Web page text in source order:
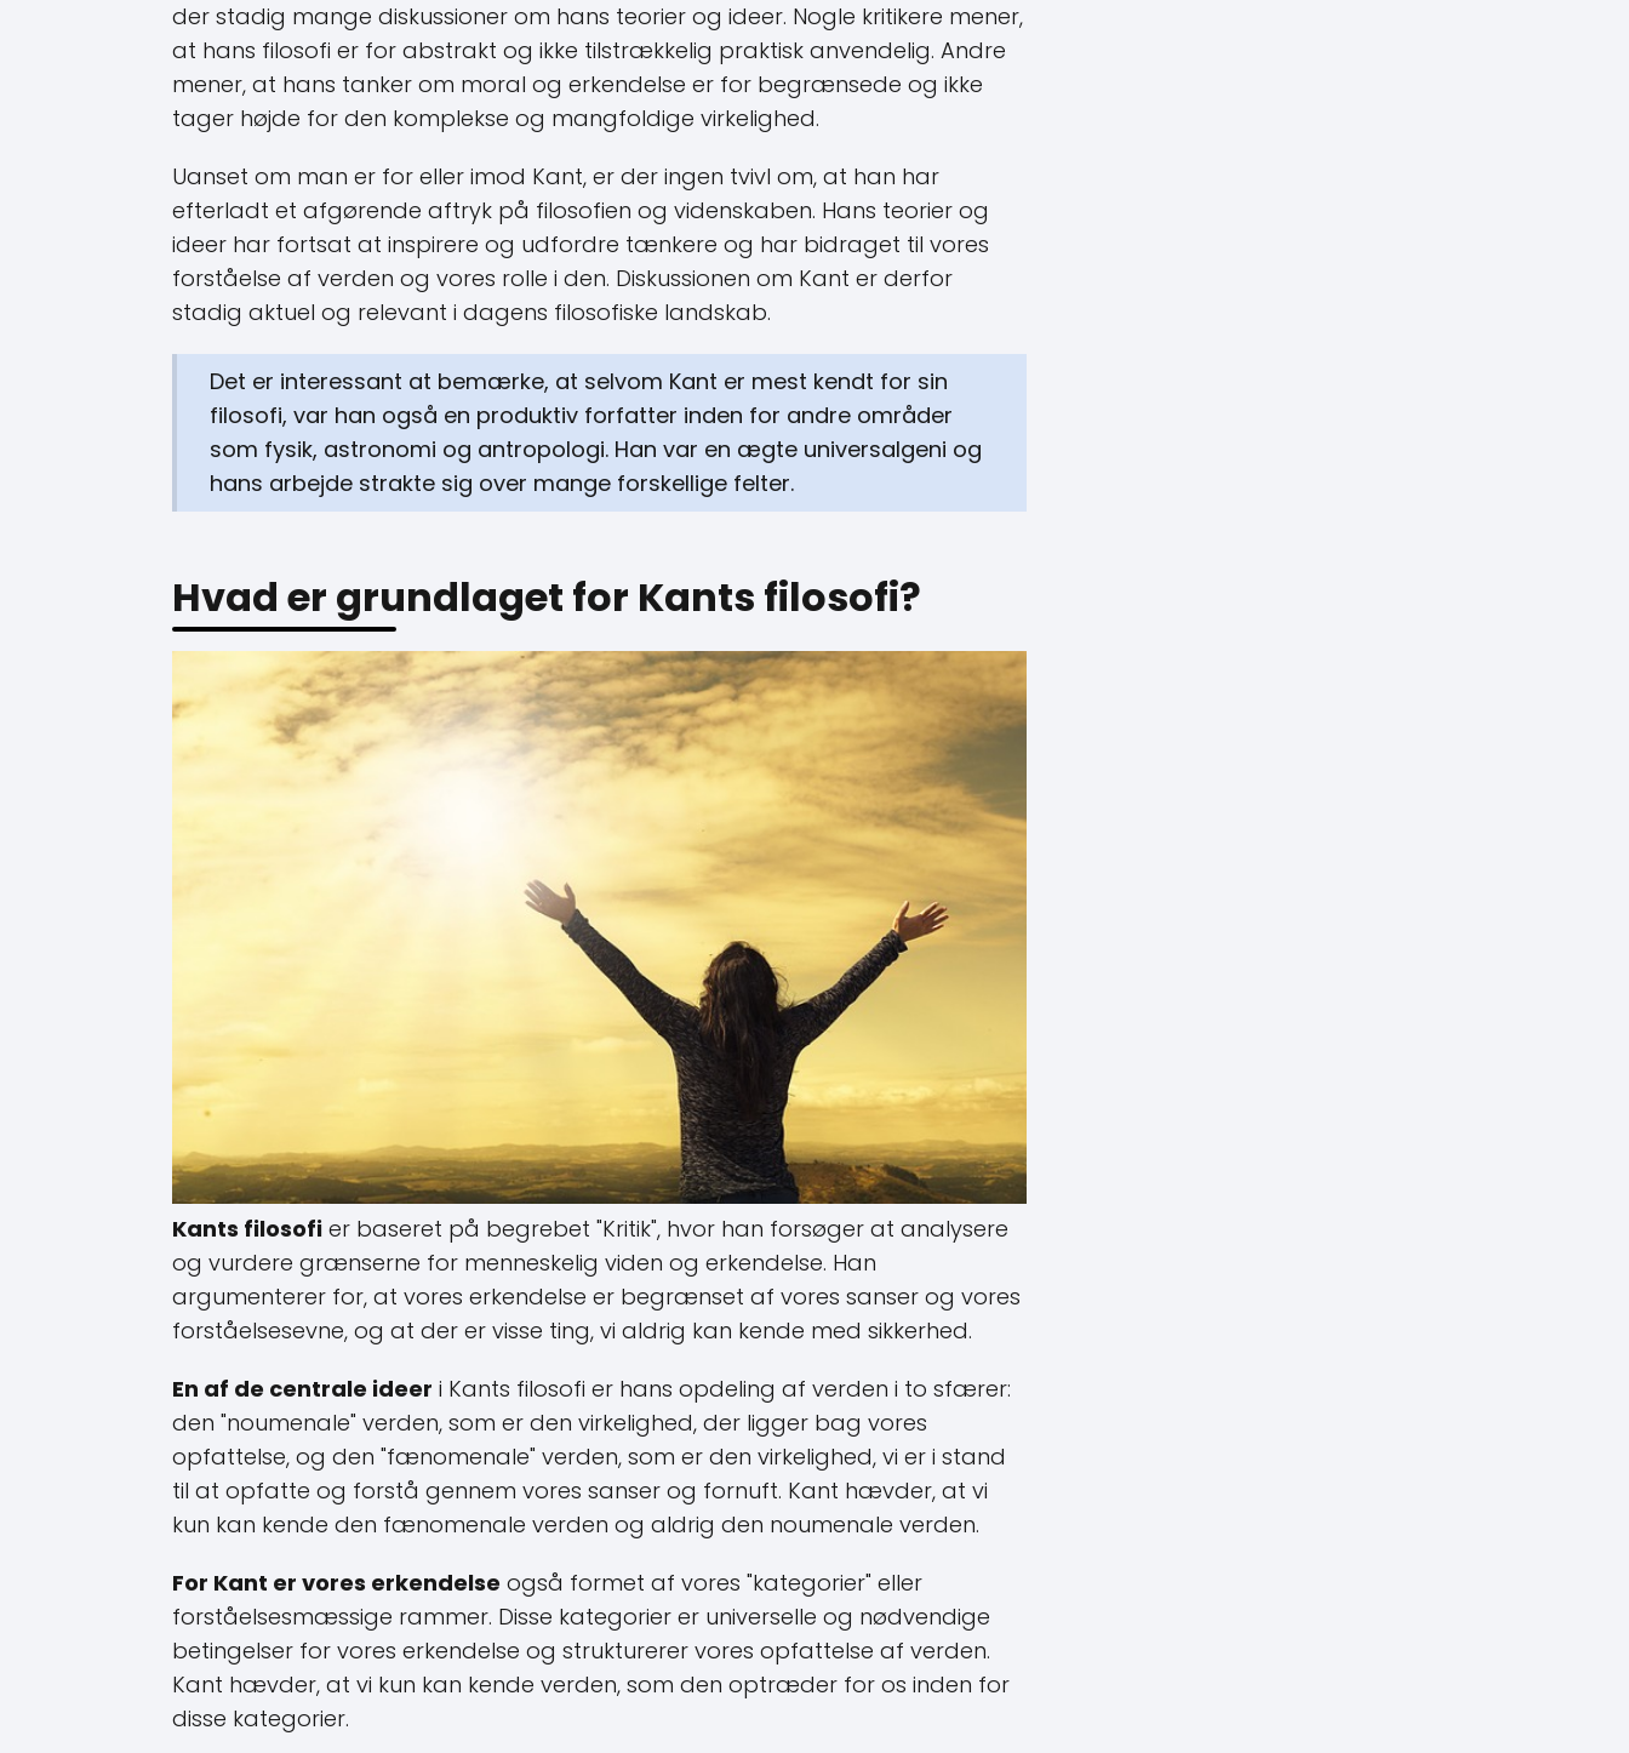
der stadig mange diskussioner om hans teorier og ideer. Nogle kritikere mener,
at hans filosofi er for abstrakt og ikke tilstrækkelig praktisk anvendelig. Andre
mener, at hans tanker om moral og erkendelse er for begrænsede og ikke
tager højde for den komplekse og mangfoldige virkelighed.
Uanset om man er for eller imod Kant, er der ingen tvivl om, at han har
efterladt et afgørende aftryk på filosofien og videnskaben. Hans teorier og
ideer har fortsat at inspirere og udfordre tænkere og har bidraget til vores
forståelse af verden og vores rolle i den. Diskussionen om Kant er derfor
stadig aktuel og relevant i dagens filosofiske landskab.
Det er interessant at bemærke, at selvom Kant er mest kendt for sin
filosofi, var han også en produktiv forfatter inden for andre områder
som fysik, astronomi og antropologi. Han var en ægte universalgeni og
hans arbejde strakte sig over mange forskellige felter.
Hvad er grundlaget for Kants filosofi?
Kants filosofi er baseret på begrebet "Kritik", hvor han forsøger at analysere
og vurdere grænserne for menneskelig viden og erkendelse. Han
argumenterer for, at vores erkendelse er begrænset af vores sanser og vores
forståelsesevne, og at der er visse ting, vi aldrig kan kende med sikkerhed.
En af de centrale ideer i Kants filosofi er hans opdeling af verden i to sfærer:
den "noumenale" verden, som er den virkelighed, der ligger bag vores
opfattelse, og den "fænomenale" verden, som er den virkelighed, vi er i stand
til at opfatte og forstå gennem vores sanser og fornuft. Kant hævder, at vi
kun kan kende den fænomenale verden og aldrig den noumenale verden.
For Kant er vores erkendelse også formet af vores "kategorier" eller
forståelsesmæssige rammer. Disse kategorier er universelle og nødvendige
betingelser for vores erkendelse og strukturerer vores opfattelse af verden.
Kant hævder, at vi kun kan kende verden, som den optræder for os inden for
disse kategorier.